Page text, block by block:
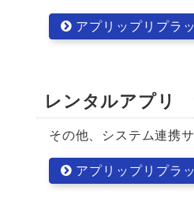
アプリップリプラ
レンタルアプリ
その他、システム連携
アプリップリプラ